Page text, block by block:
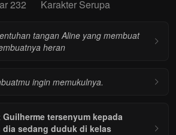
232 Karakter Serupa
tangan Aline yang membuat
heran
ingin memukulnya.
Guilherme tersenyum kepada
dia sedang duduk di kelas